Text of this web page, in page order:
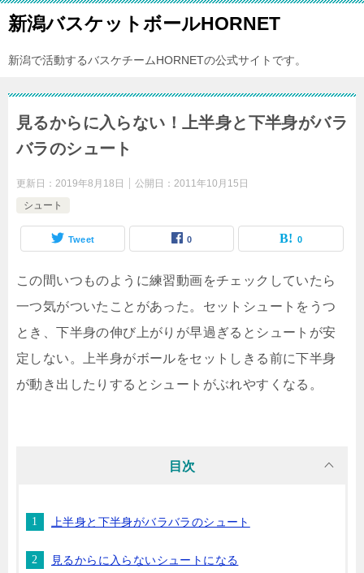
新潟バスケットボールHORNET
新潟で活動するバスケチームHORNETの公式サイトです。
見るからに入らない！上半身と下半身がバラ
バラのシュート
更新日： 2019年8月18日 公開日： 2011年10月15日
シュート
Tweet 0 0
この間いつものように練習動画をチェックしていたら
一つ気がついたことがあった。セットシュートをうつ
とき、下半身の伸び上がりが早過ぎるとシュートが安
定しない。上半身がボールをセットしきる前に下半身
が動き出したりするとシュートがぶれやすくなる。
目次
上半身と下半身がバラバラのシュート
見るからに入らないシュートになる